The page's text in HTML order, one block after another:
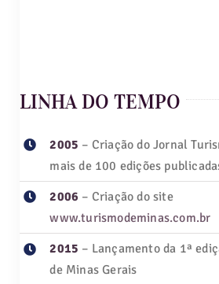
LINHA DO TEMPO
2005 – Criação do Jornal
mais de 100 edições
2006 – Criação do site
www.turismodeminas.com.br
2015 – Lançamento da 1ª
de Minas Gerais